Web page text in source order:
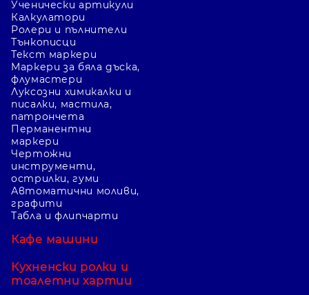
Ученически артикули
Калкулатори
Ролери и пълнители
Тънкописци
Текст маркери
Маркери за бяла дъска,
флумастери
Луксозни химикалки и
писалки, мастила,
патрончета
Перманентни
маркери
Чертожни
инструменти,
острилки, гуми
Автоматични моливи,
графити
Табла и флипчарти
Кафе машини
Кухненски ролки и
тоалетни хартии